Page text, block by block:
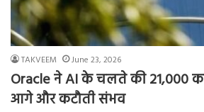
TAKVEEM June 23, 2026
Oracle ने AI के चलते की 21,000
आगे और कटौती संभव